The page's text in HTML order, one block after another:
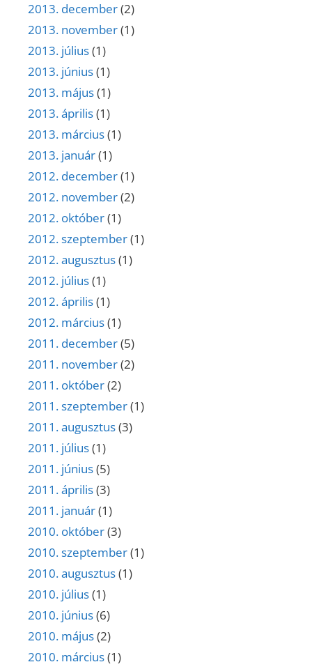
2013. december(2)
2013. november(1)
2013. július(1)
2013. június(1)
2013. május(1)
2013. április(1)
2013. március(1)
2013. január(1)
2012. december(1)
2012. november(2)
2012. október(1)
2012. szeptember(1)
2012. augusztus(1)
2012. július(1)
2012. április(1)
2012. március(1)
2011. december(5)
2011. november(2)
2011. október(2)
2011. szeptember(1)
2011. augusztus(3)
2011. július(1)
2011. június(5)
2011. április(3)
2011. január(1)
2010. október(3)
2010. szeptember(1)
2010. augusztus(1)
2010. július(1)
2010. június(6)
2010. május(2)
2010. március(1)